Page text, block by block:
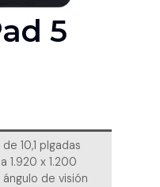
5
de 10,1 plgadas
1.920 x 1.200
ángulo de visión